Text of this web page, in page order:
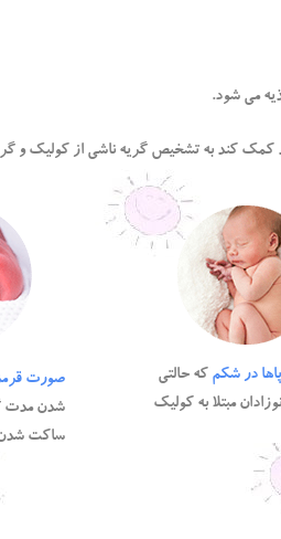
می شود.
کمک کند به تشخیص گریه ناشی از کولیک و
در شکم که حالتی
مبتلا به کولیک
صورت
شدن مدت
ساکت شدن